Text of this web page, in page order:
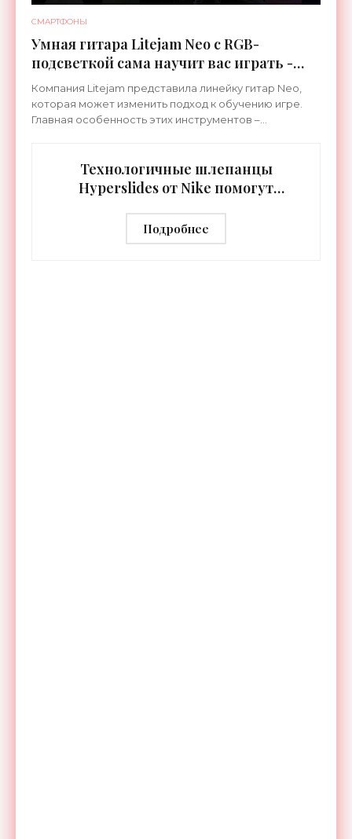
СМАРТФОНЫ
Умная гитара Litejam Neo с RGB-
подсветкой сама научит вас играть -
«Гаджеты»
Компания Litejam представила линейку гитар Neo,
которая может изменить подход к обучению игре.
Главная особенность этих инструментов –
Технологичные шлепанцы
Hyperslides от Nike помогут
тренировки - «Гаджеты»
Подробнее